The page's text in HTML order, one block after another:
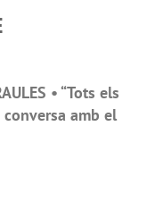
• “Tots els
amb el